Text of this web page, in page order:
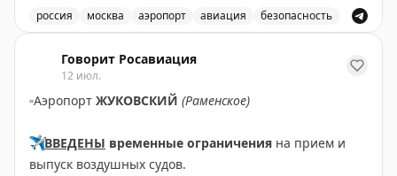
✈️ Говорит Росавиация| MАХ
россия москва аэропорт авиация безопасность
Говорит Росавиация
12 июл.
▫️Аэропорт ЖУКОВСКИЙ (Раменское)
✈️ВВЕДЕНЫ временные ограничения на прием и
выпуск воздушных судов.